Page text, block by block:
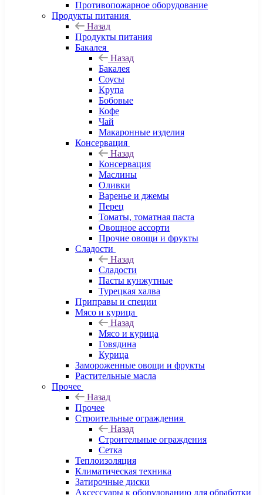
Противопожарное оборудование
Продукты питания
Назад
Продукты питания
Бакалея
Назад
Бакалея
Соусы
Крупа
Бобовые
Кофе
Чай
Макаронные изделия
Консервация
Назад
Консервация
Маслины
Оливки
Варенье и джемы
Перец
Томаты, томатная паста
Овощное ассорти
Прочие овощи и фрукты
Сладости
Назад
Сладости
Пасты кунжутные
Турецкая халва
Приправы и специи
Мясо и курица
Назад
Мясо и курица
Говядина
Курица
Замороженные овощи и фрукты
Растительные масла
Прочее
Назад
Прочее
Строительные ограждения
Назад
Строительные ограждения
Сетка
Теплоизоляция
Климатическая техника
Затирочные диски
Аксессуары к оборудованию для обработки